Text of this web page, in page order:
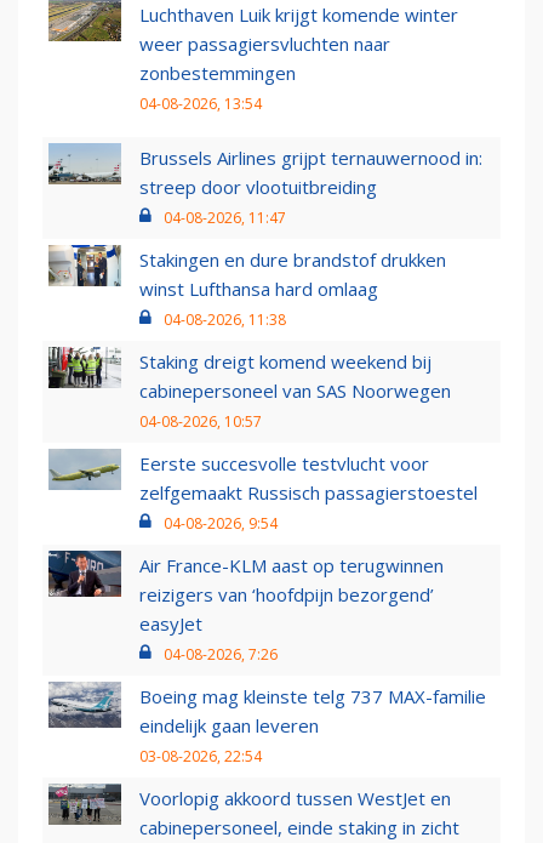
Luchthaven Luik krijgt komende winter
weer passagiersvluchten naar
zonbestemmingen
04-08-2026, 13:54
Brussels Airlines grijpt ternauwernood in:
streep door vlootuitbreiding
04-08-2026, 11:47
Stakingen en dure brandstof drukken
winst Lufthansa hard omlaag
04-08-2026, 11:38
Staking dreigt komend weekend bij
cabinepersoneel van SAS Noorwegen
04-08-2026, 10:57
Eerste succesvolle testvlucht voor
zelfgemaakt Russisch passagierstoestel
04-08-2026, 9:54
Air France-KLM aast op terugwinnen
reizigers van ‘hoofdpijn bezorgend’
easyJet
04-08-2026, 7:26
Boeing mag kleinste telg 737 MAX-familie
eindelijk gaan leveren
03-08-2026, 22:54
Voorlopig akkoord tussen WestJet en
cabinepersoneel, einde staking in zicht